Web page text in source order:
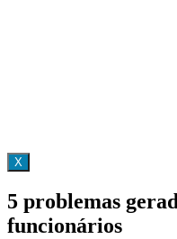
X
5 problemas
funcionários